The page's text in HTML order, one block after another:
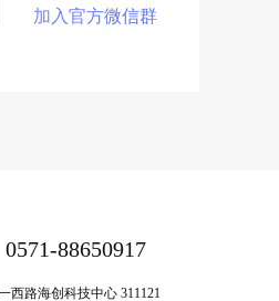
加入官方微信群
0571-88650917
西路海创科技中心 311121